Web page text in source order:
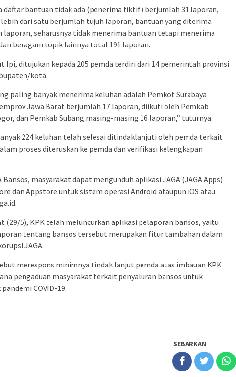
daftar bantuan tidak ada (penerima fiktif) berjumlah 31 laporan,
dari satu berjumlah tujuh laporan, bantuan yang diterima
laporan, seharusnya tidak menerima bantuan tetapi menerima
beragam topik lainnya total 191 laporan.
Ipi, ditujukan kepada 205 pemda terdiri dari 14 pemerintah provinsi
kota.
paling banyak menerima keluhan adalah Pemkot Surabaya
Jawa Barat berjumlah 17 laporan, diikuti oleh Pemkab
dan Pemkab Subang masing-masing 16 laporan,” tuturnya.
224 keluhan telah selesai ditindaklanjuti oleh pemda terkait
proses diteruskan ke pemda dan verifikasi kelengkapan
Bansos, masyarakat dapat mengunduh aplikasi JAGA (JAGA Apps)
dan Appstore untuk sistem operasi Android ataupun iOS atau
(29/5), KPK telah meluncurkan aplikasi pelaporan bansos, yaitu
tentang bansos tersebut merupakan fitur tambahan dalam
JAGA.
merespons minimnya tindak lanjut pemda atas imbauan KPK
pengaduan masyarakat terkait penyaluran bansos untuk
COVID-19.
SEBARKAN